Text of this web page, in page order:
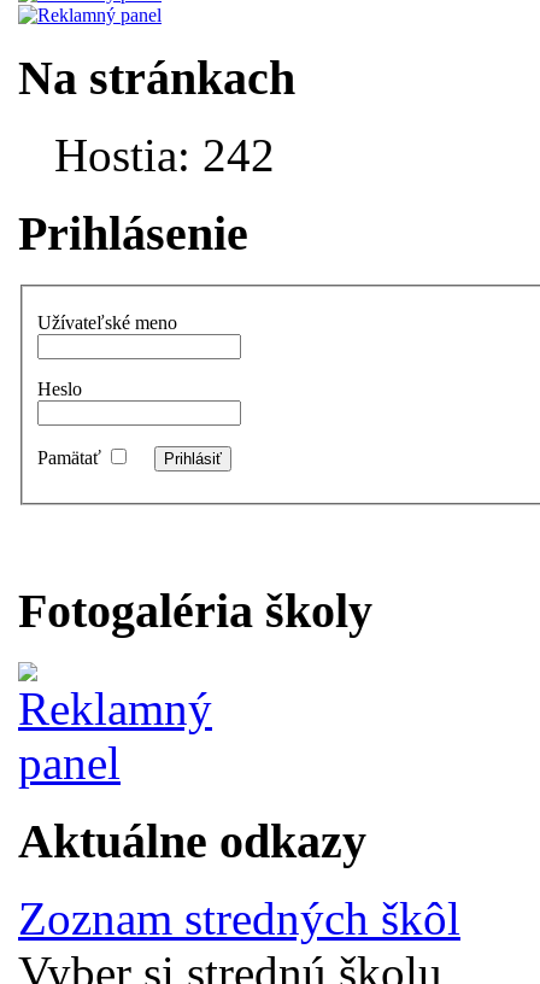
Na stránkach
Hostia: 242
Prihlásenie
Užívateľské meno
Heslo
Pamätať
Fotogaléria školy
Aktuálne odkazy
Zoznam stredných škôl
Vyber si strednú školu